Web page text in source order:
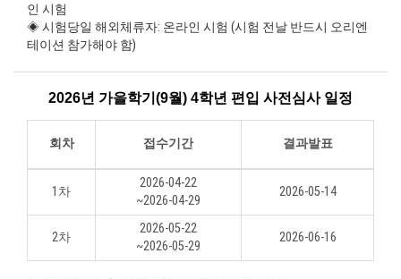
인 시험
◈ 시험당일 해외체류자: 온라인 시험 (시험 전날 반드시 오리엔
테이션 참가해야 함)
2026년 가을학기(9월) 4학년 편입 사전심사 일정
회차 접수기간 결과발표
1차
2026-04-22
~2026-04-29
2026-05-14
2차
2026-05-22
~2026-05-29
2026-06-16